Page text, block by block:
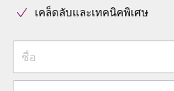
เคล็ดลับและเทคนิคพิเศษ
ชื่อ